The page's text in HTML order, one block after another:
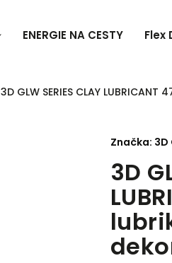
ENERGIE NA CESTY Flex
3D GLW SERIES CLAY
3D
Značka: 3D